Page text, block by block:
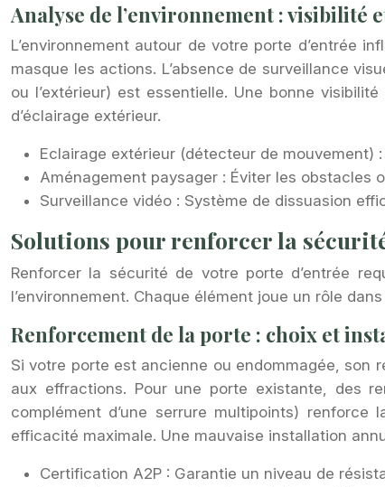
Analyse de l’environnement : visibilité
L’environnement autour de votre porte d’entrée
masque les actions. L’absence de surveillance
ou l’extérieur) est essentielle. Une bonne
d’éclairage extérieur.
Eclairage extérieur (détecteur de mouvement)
Aménagement paysager : Éviter les obstacles
Surveillance vidéo : Système de dissuasion
Solutions pour renforcer la
Renforcer la sécurité de votre porte d’entrée
l’environnement. Chaque élément joue un rôle
Renforcement de la porte : choix et
Si votre porte est ancienne ou endommagée, son
aux effractions. Pour une porte existante, des
complément d’une serrure multipoints) renforce
efficacité maximale. Une mauvaise installation
Certification A2P : Garantie un niveau de